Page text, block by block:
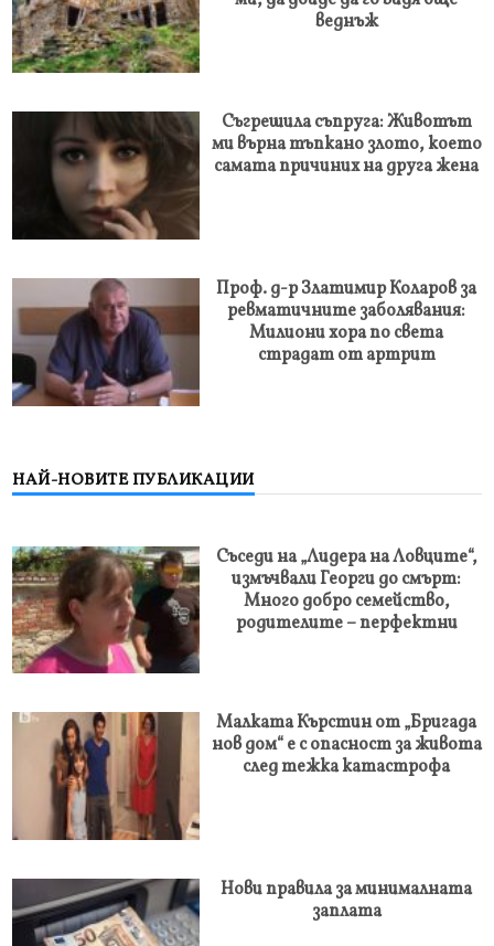
веднъж
Съгрешила съпруга: Животът
ми върна тъпкано злото, което
самата причиних на друга жена
Проф. д-р Златимир Коларов за
ревматичните заболявания:
Милиони хора по света
страдат от артрит
НАЙ-НОВИТЕ ПУБЛИКАЦИИ
Съседи на „Лидерa на Ловците“,
измъчвали Георги до смърт:
Много добро семейство,
родителите – перфектни
Малката Кърстин от „Бригада
нов дом“ е с опасност за живота
след тежка катастрофа
Нови правила за минималната
заплата